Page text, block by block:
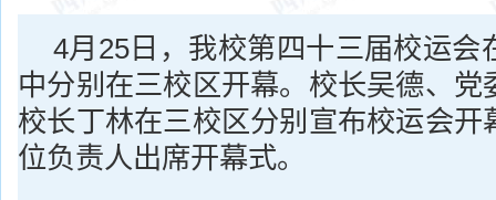
4月25日，我校第四十三届校运会
中分别在三校区开幕。校长吴德、党
校长丁林在三校区分别宣布校运会开
位负责人出席开幕式。